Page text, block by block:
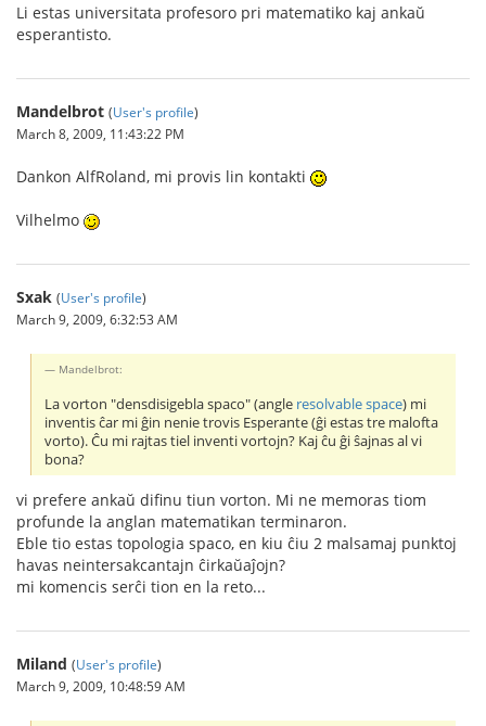
Li estas universitata profesoro pri matematiko kaj ankaŭ
esperantisto.
Mandelbrot (User's profile)
March 8, 2009, 11:43:22 PM
Dankon AlfRoland, mi provis lin kontakti
Vilhelmo
Sxak (User's profile)
March 9, 2009, 6:32:53 AM
Mandelbrot:
La vorton "densdisigebla spaco" (angle resolvable space) mi
inventis ĉar mi ĝin nenie trovis Esperante (ĝi estas tre malofta
vorto). Ĉu mi rajtas tiel inventi vortojn? Kaj ĉu ĝi ŝajnas al vi
bona?
vi prefere ankaŭ difinu tiun vorton. Mi ne memoras tiom
profunde la anglan matematikan terminaron.
Eble tio estas topologia spaco, en kiu ĉiu 2 malsamaj punktoj
havas neintersakcantajn ĉirkaŭaĵojn?
mi komencis serĉi tion en la reto...
Miland (User's profile)
March 9, 2009, 10:48:59 AM